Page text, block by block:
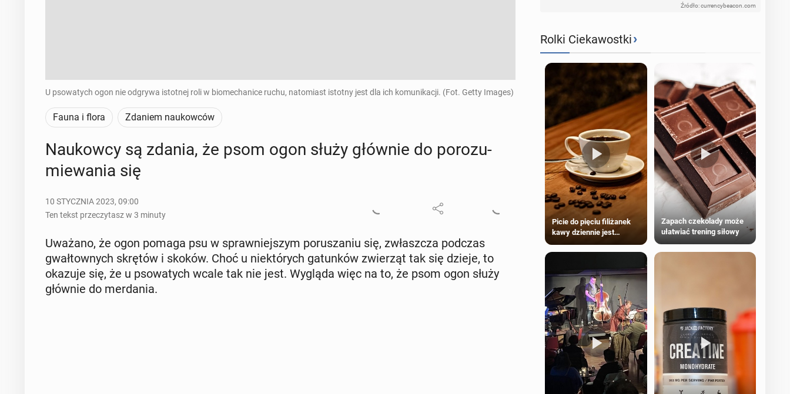
U psowatych ogon nie odgrywa istotnej roli w biomechanice ruchu, natomiast istotny jest dla ich komunikacji. (Fot. Getty Images)
Fauna i flora Zdaniem naukowców
Na­ukow­cy są zdania, że psom ogon służy głównie do po­ro­zu­
mie­wa­nia się
10 STYCZNIA 2023, 09:00
Ten tekst przeczytasz w 3 minuty
Uważano, że ogon pomaga psu w spraw­niej­szym po­ru­sza­niu się, zwłasz­cza podczas
gwał­tow­nych skrętów i skoków. Choć u nie­któ­rych ga­tun­ków zwie­rząt tak się dzieje, to
okazuje się, że u pso­wa­tych wcale tak nie jest. Wygląda więc na to, że psom ogon służy
głównie do mer­da­nia.
Źródło: currencybeacon.com
Rolki Ciekawostki›
Picie do pięciu filiżanek
kawy dziennie jest
większości dorosłych
Zapach czekolady może
ułatwiać trening siłowy